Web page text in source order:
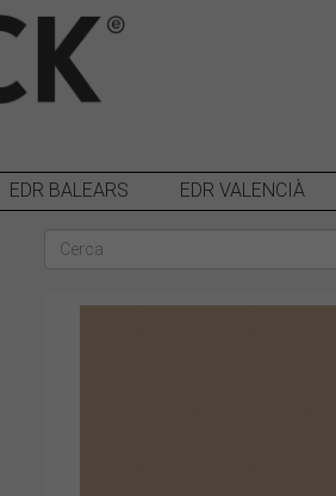
EDR BALEARS EDR VALENCIÀ